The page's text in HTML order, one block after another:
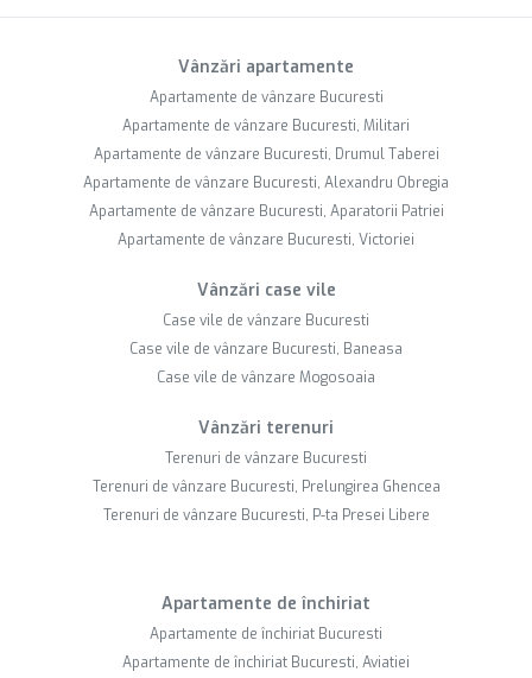
Vânzări apartamente
Apartamente de vânzare Bucuresti
Apartamente de vânzare Bucuresti, Militari
Apartamente de vânzare Bucuresti, Drumul Taberei
Apartamente de vânzare Bucuresti, Alexandru Obregia
Apartamente de vânzare Bucuresti, Aparatorii Patriei
Apartamente de vânzare Bucuresti, Victoriei
Vânzări case vile
Case vile de vânzare Bucuresti
Case vile de vânzare Bucuresti, Baneasa
Case vile de vânzare Mogosoaia
Vânzări terenuri
Terenuri de vânzare Bucuresti
Terenuri de vânzare Bucuresti, Prelungirea Ghencea
Terenuri de vânzare Bucuresti, P-ta Presei Libere
Apartamente de închiriat
Apartamente de închiriat Bucuresti
Apartamente de închiriat Bucuresti, Aviatiei